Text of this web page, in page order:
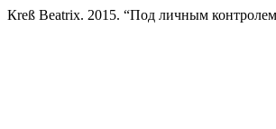
Кrеß Вeatrix. 2015. “Под личным